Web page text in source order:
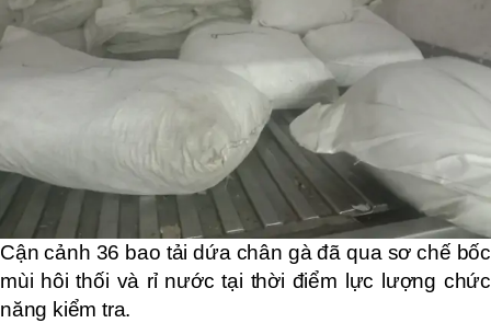
Cận cảnh 36 bao tải dứa chân gà đã qua sơ chế bốc
mùi hôi thối và rỉ nước tại thời điểm lực lượng chức
năng kiểm tra.